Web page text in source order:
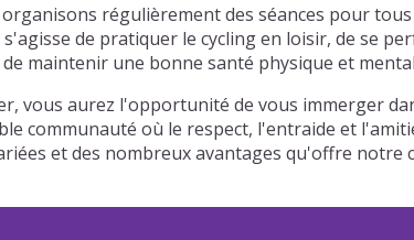
régulièrement des séances pour
de pratiquer le cycling en loisir, de se
maintenir une bonne santé physique et
vous aurez l'opportunité de vous immerger
communauté où le respect, l'entraide et
et des nombreux avantages qu'offre